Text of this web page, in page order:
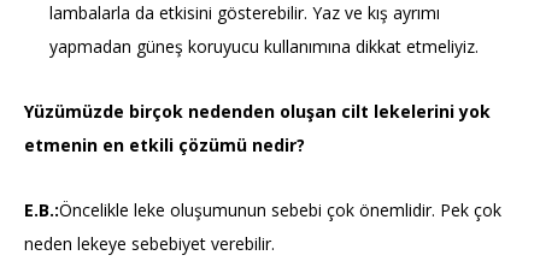
lambalarla da etkisini gösterebilir. Yaz ve kış ayrımı
yapmadan güneş koruyucu kullanımına dikkat etmeliyiz.
Yüzümüzde birçok nedenden oluşan cilt lekelerini yok
etmenin en etkili çözümü nedir?
E.B.:Öncelikle leke oluşumunun sebebi çok önemlidir. Pek çok
neden lekeye sebebiyet verebilir.